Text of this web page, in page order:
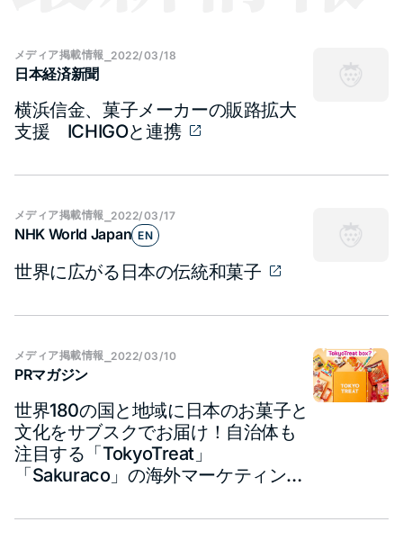
メディア​掲載情報 2022/03/18
日本経済新聞
横浜信金、菓子メーカーの販路拡大
支援 ICHIGOと連携
メディア​掲載情報 2022/03/17
NHK World Japan EN
世界に広がる日本の伝統和菓子
メディア​掲載情報 2022/03/10
PRマガジン
世界180の国と地域に日本のお菓子と
文化をサブスクでお届け！自治体も
注目する「TokyoTreat」
「Sakuraco」の海外マーケティング